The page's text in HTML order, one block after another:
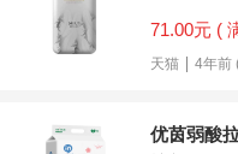
71.00元 (
天猫 4年前
优茵弱酸